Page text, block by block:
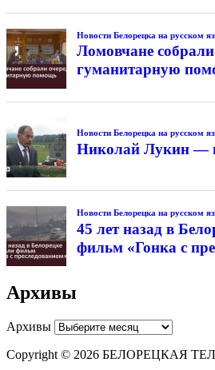
Новости Белорецка на русском
Ломовчане
гуманитарную
Новости Белорецка на русском
Николай Лукин —
Новости Белорецка на русском
45 лет назад в
фильм «Гонка с
Архивы
Архивы
Copyright © 2026 БЕЛОРЕЦКАЯ